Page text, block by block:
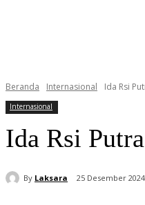
Beranda Internasional Ida Rsi
Internasional
Ida Rsi
By Laksara 25 Desember 2024